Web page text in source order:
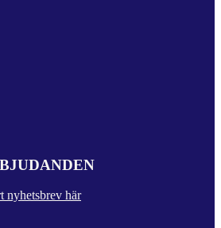
nyhetsbrev här